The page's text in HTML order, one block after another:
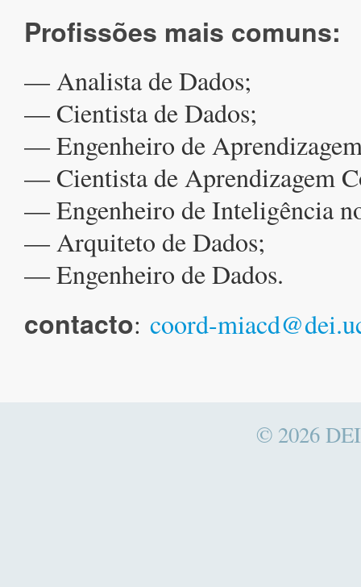
Profissões mais comuns:
— Analista de Dados;
— Cientista de Dados;
— Engenheiro de
— Cientista de Aprendizagem
— Engenheiro de Inteligência
— Arquiteto de Dados;
— Engenheiro de Dados.
contacto: coord-
© 2026